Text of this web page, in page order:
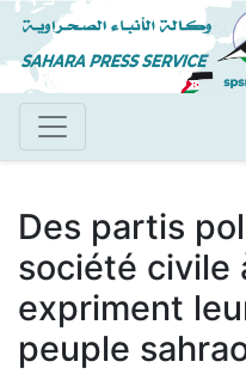
Des partis
société civile
expriment
peuple